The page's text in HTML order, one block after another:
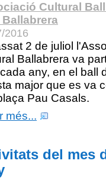
Cultural
Ballabrera
2016
2 de juliol
Ballabrera va
any, en el ball
major que es va
Pau Casals.
més...
del mes